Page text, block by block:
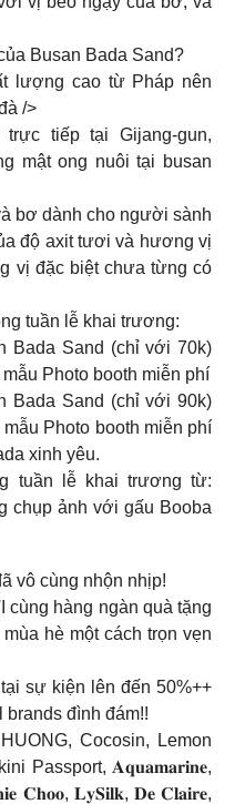
Busan Bada Sand?
lượng cao từ Pháp nên
/>
tiếp tại Gijang-gun,
mật ong nuôi tại busan
bơ dành cho người sành
độ axit tươi và hương vị
vị đặc biệt chưa từng có
tuần lễ khai trương:
Bada Sand (chỉ với 70k)
Photo booth miễn phí
Bada Sand (chỉ với 90k)
Photo booth miễn phí
xinh yêu.
tuần lễ khai trương từ:
chụp ảnh với gấu Booba
vô cùng nhộn nhịp!
cùng hàng ngàn quà tặng
hè một cách trọn vẹn
sự kiện lên đến 50%++
đình đám!!
Cocosin, Lemon
Passport, 𝐀𝐪𝐮𝐚𝐦𝐚𝐫𝐢𝐧𝐞,
𝐂𝐡𝐨𝐨, 𝐋𝐲𝐒𝐢𝐥𝐤, 𝐃𝐞 𝐂𝐥𝐚𝐢𝐫𝐞,